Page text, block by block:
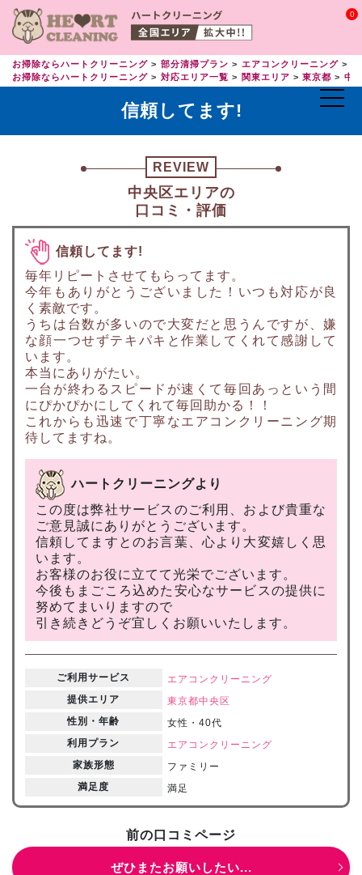
0
お掃除ならハートクリーニング 部分清掃プラン エアコンクリーニング
お掃除ならハートクリーニング
対応エリア一覧 関東エリア 東京都 中
信頼してます!
REVIEW
中央区エリアの
口コミ・評価
信頼してます!
毎年リピートさせてもらってます。
今年もありがとうございました！いつも対応が良
く素敵です。
うちは台数が多いので大変だと思うんですが、嫌
な顔一つせずテキパキと作業してくれて感謝して
います。
本当にありがたい。
一台が終わるスピードが速くて毎回あっという間
にぴかぴかにしてくれて毎回助かる！！
これからも迅速で丁寧なエアコンクリーニング期
待してますね。
ハートクリーニングより
この度は弊社サービスのご利用、および貴重な
ご意見誠にありがとうございます。
信頼してますとのお言葉、心より大変嬉しく思
います。
お客様のお役に立てて光栄でございます。
今後もまごころ込めた安心なサービスの提供に
努めてまいりますので
引き続きどうぞ宜しくお願いいたします。
ご利用サービス
エアコンクリーニング
提供エリア
東京都中央区
性別・年齢
女性・40代
利用プラン
エアコンクリーニング
家族形態
ファミリー
満足度
満足
前の口コミページ
ぜひまたお願いしたい...